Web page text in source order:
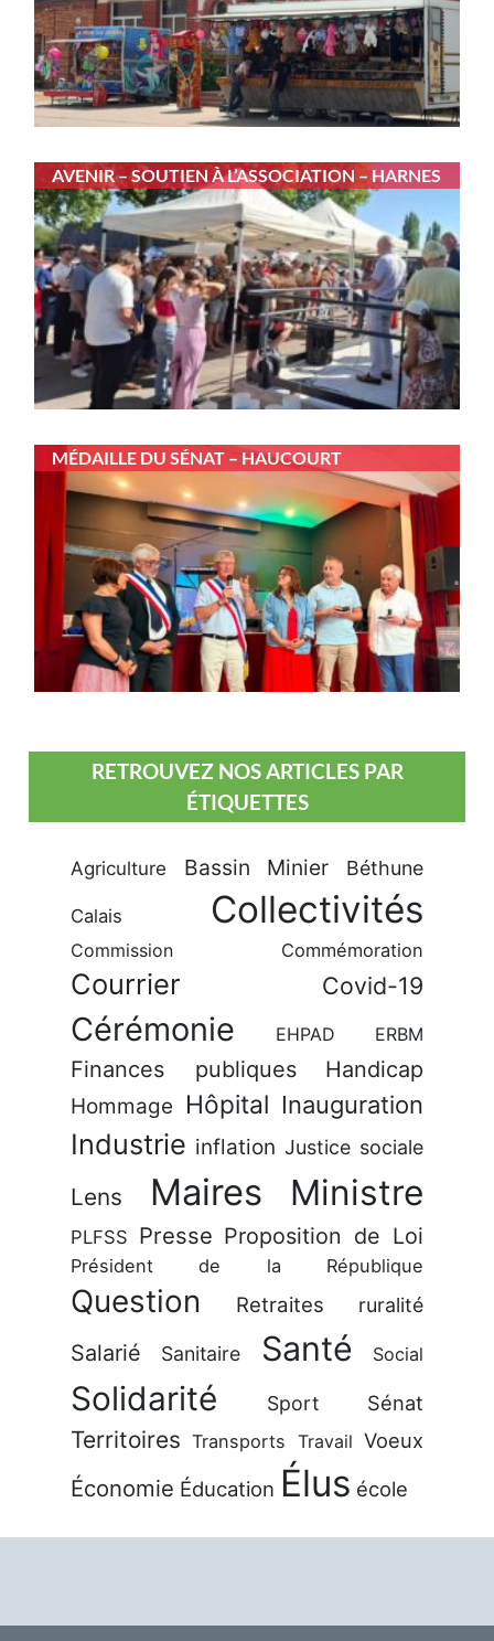
AVENIR – SOUTIEN À L’ASSOCIATION – HARNES
MÉDAILLE DU SÉNAT – HAUCOURT
RETROUVEZ NOS ARTICLES PAR
ÉTIQUETTES
Agriculture Bassin Minier Béthune
Calais Collectivités
Commission Commémoration
Courrier Covid-19
Cérémonie EHPAD ERBM
Finances publiques Handicap
Hommage Hôpital Inauguration
Industrie inflation Justice sociale
Lens Maires Ministre
PLFSS Presse Proposition de Loi
Président de la République
Question Retraites ruralité
Salarié Sanitaire Santé Social
Solidarité Sport Sénat
Territoires Transports Travail Voeux
Économie Éducation Élus école